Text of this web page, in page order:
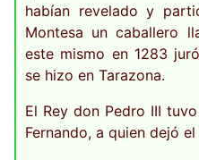
habían revelado y
Montesa un caballero
este mismo en 1283
se hizo en Tarazona.
El Rey don Pedro III
Fernando, a quien dejó